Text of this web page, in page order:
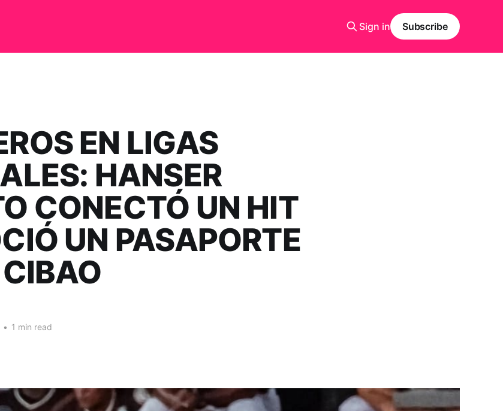
Sign in Subscribe
EN LIGAS
HANSER
CONECTÓ UN HIT
UN PASAPORTE
• 1 min read